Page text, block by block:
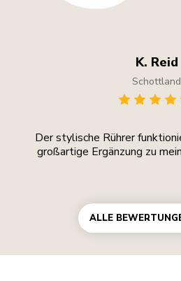
K. Reid
Schottland
Der stylische Rührer
großartige Ergänzung zu
ALLE